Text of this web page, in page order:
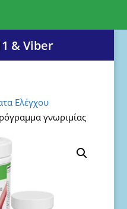
& Viber
Ελέγχου
γνωριμίας